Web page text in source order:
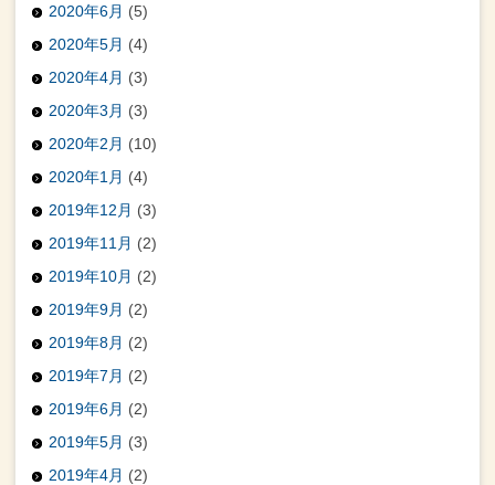
2020年6月 (5)
2020年5月 (4)
2020年4月 (3)
2020年3月 (3)
2020年2月 (10)
2020年1月 (4)
2019年12月 (3)
2019年11月 (2)
2019年10月 (2)
2019年9月 (2)
2019年8月 (2)
2019年7月 (2)
2019年6月 (2)
2019年5月 (3)
2019年4月 (2)